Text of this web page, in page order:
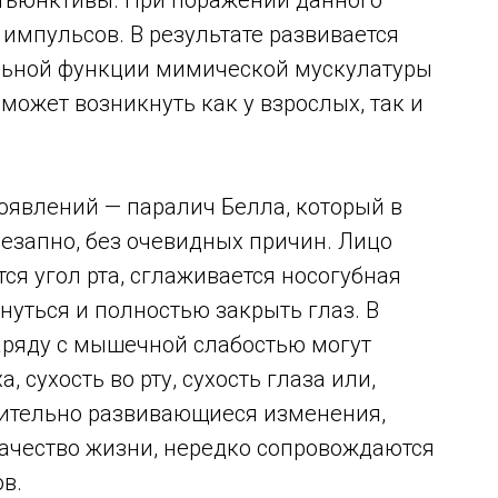
В результате развивается
функции мимической мускулатуры
возникнуть как у взрослых, так и
— паралич Белла, который в
без очевидных причин. Лицо
угол рта, сглаживается носогубная
и полностью закрыть глаз. В
с мышечной слабостью могут
во рту, сухость глаза или,
развивающиеся изменения,
жизни, нередко сопровождаются